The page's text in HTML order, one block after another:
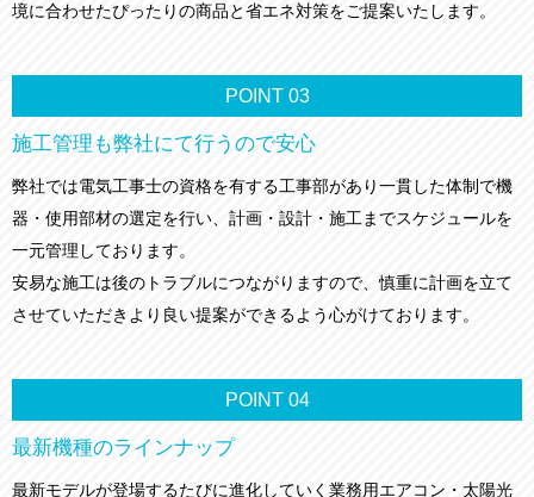
境に合わせたぴったりの商品と省エネ対策をご提案いたします。
POINT03
施工管理も弊社にて行うので安心
弊社では電気工事士の資格を有する工事部があり一貫した体制で機
器・使用部材の選定を行い、計画・設計・施工までスケジュールを
一元管理しております。
安易な施工は後のトラブルにつながりますので、慎重に計画を立て
させていただきより良い提案ができるよう心がけております。
POINT04
最新機種のラインナップ
最新モデルが登場するたびに進化していく業務用エアコン・太陽光